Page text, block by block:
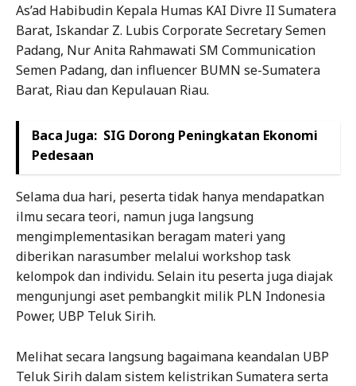
As’ad Habibudin Kepala Humas KAI Divre II Sumatera
Barat, Iskandar Z. Lubis Corporate Secretary Semen
Padang, Nur Anita Rahmawati SM Communication
Semen Padang, dan influencer BUMN se-Sumatera
Barat, Riau dan Kepulauan Riau.
Baca Juga: SIG Dorong Peningkatan Ekonomi
Pedesaan
Selama dua hari, peserta tidak hanya mendapatkan
ilmu secara teori, namun juga langsung
mengimplementasikan beragam materi yang
diberikan narasumber melalui workshop task
kelompok dan individu. Selain itu peserta juga diajak
mengunjungi aset pembangkit milik PLN Indonesia
Power, UBP Teluk Sirih.
Melihat secara langsung bagaimana keandalan UBP
Teluk Sirih dalam sistem kelistrikan Sumatera serta